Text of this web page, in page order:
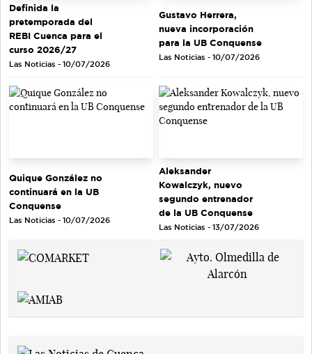
Definida la
pretemporada del
REBI Cuenca para el
curso 2026/27
Las Noticias - 10/07/2026
Gustavo Herrera,
nueva incorporación
para la UB Conquense
Las Noticias - 10/07/2026
Quique González no
continuará en la UB
Conquense
Las Noticias - 10/07/2026
Aleksander
Kowalczyk, nuevo
segundo entrenador
de la UB Conquense
Las Noticias - 13/07/2026